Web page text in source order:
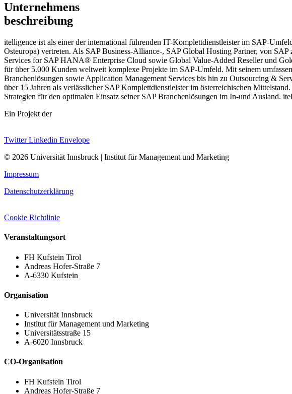
Unternehmens
beschreibung
itelligence ist als einer der international führenden IT-Komplettdienstleister im SAP-
Osteuropa) vertreten. Als SAP Business-Alliance-, SAP Global Hosting Partner, von
Services for SAP HANA® Enterprise Cloud sowie Global Value-Added Reseller und
für über 5.000 Kunden weltweit komplexe Projekte im SAP-Umfeld. Mit seinem
Branchenlösungen sowie Application Management Services bis hin zu Outsourcing &
über 15 Jahren als verlässlicher SAP Komplettdienstleister im österreichischen
Strategien für den optimalen Einsatz seiner SAP Branchenlösungen im In-und Ausland.
Ein Projekt der
Twitter Linkedin Envelope
© 2026 Universität Innsbruck | Institut für Management und Marketing
Impressum
Datenschutzerklärung
Cookie Richtlinie
Veranstaltungsort
FH Kufstein Tirol
Andreas Hofer-Straße 7
A-6330 Kufstein
Organisation
Universität Innsbruck
Institut für Management und Marketing
Universitätsstraße 15​
A-6020 Innsbruck​
CO-Organisation
FH Kufstein Tirol
Andreas Hofer-Straße 7